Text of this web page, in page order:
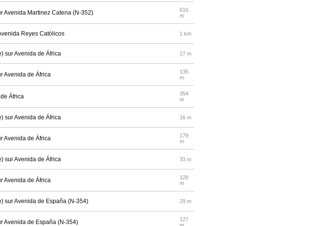
Avenida Martinez Catena (N-352)
616
m
Reyes Católicos 1 km
sur Avenida de África 27 m
Avenida de África
135
m
África
354
m
sur Avenida de África 16 m
Avenida de África
179
m
sur Avenida de África 33 m
Avenida de África
128
m
sur Avenida de España (N-354) 29 m
Avenida de España (N-354)
127